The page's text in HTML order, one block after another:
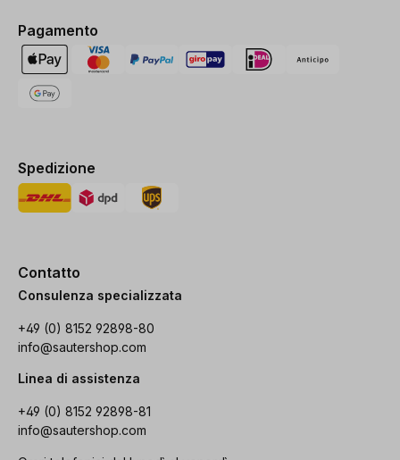
Pagamento
Spedizione
Contatto
Consulenza specializzata
+49 (0) 8152 92898-80
info@sautershop.com
Linea di assistenza
+49 (0) 8152 92898-81
info@sautershop.com